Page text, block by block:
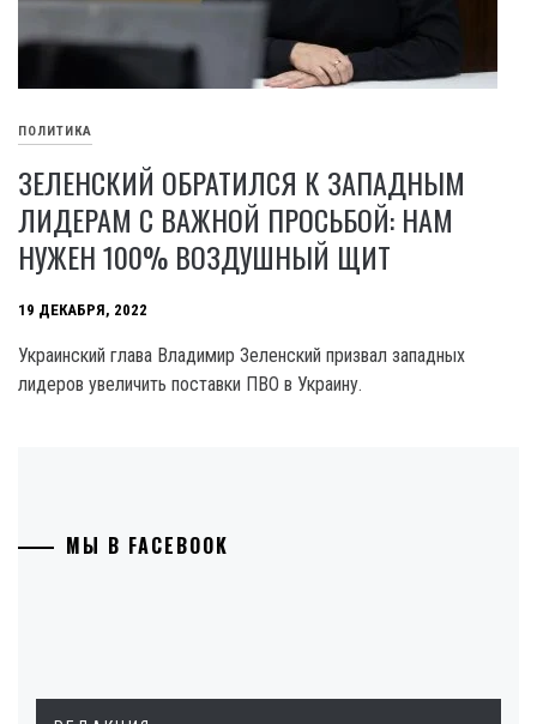
ПОЛИТИКА
ЗЕЛЕНСКИЙ ОБРАТИЛСЯ К ЗАПАДНЫМ
ЛИДЕРАМ С ВАЖНОЙ ПРОСЬБОЙ: НАМ
НУЖЕН 100% ВОЗДУШНЫЙ ЩИТ
19 ДЕКАБРЯ, 2022
Украинский глава Владимир Зеленский призвал западных
лидеров увеличить поставки ПВО в Украину.
МЫ В FACEBOOK